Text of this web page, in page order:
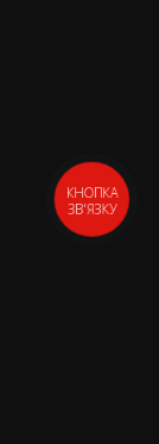
КНОПКА
ЗВ'ЯЗКУ